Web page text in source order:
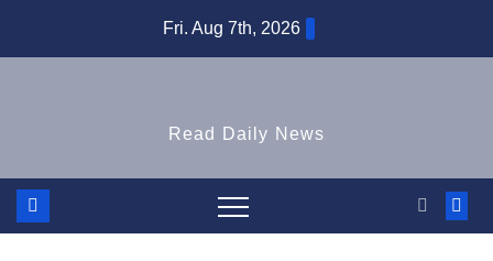
Fri. Aug 7th, 2026
Read Daily News